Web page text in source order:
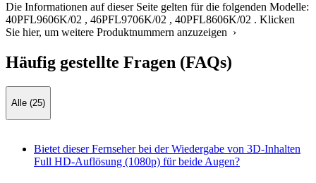
Die Informationen auf dieser Seite gelten für die folgenden Modelle:
40PFL9606K/02 , 46PFL9706K/02 , 40PFL8606K/02 . Klicken
Sie hier, um weitere Produktnummern anzuzeigen ›
Häufig gestellte Fragen (FAQs)
Alle (25)
Bietet dieser Fernseher bei der Wiedergabe von 3D-Inhalten
Full HD-Auflösung (1080p) für beide Augen?